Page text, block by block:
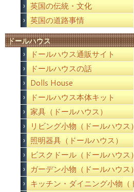
英国の伝統・文化
英国の道路事情
ドールハウス
ドールハウス通販サイト
ドールハウスの話
Dolls House
ドールハウス本体キット
家具（ドールハウス）
リビング小物（ドールハウス）
照明器具（ドールハウス）
ビスクドール（ドールハウス）
ガーデン小物（ドールハウス）
キッチン・ダイニング小物（